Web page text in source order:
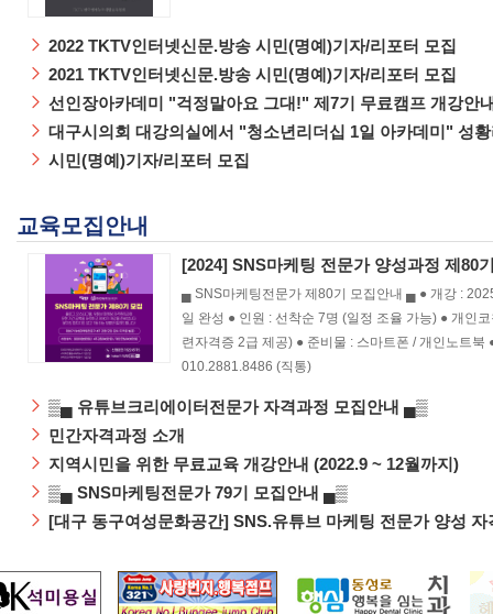
2022 TKTV인터넷신문.방송 시민(명예)기자/리포터 모집
2021 TKTV인터넷신문.방송 시민(명예)기자/리포터 모집
선인장아카데미 "걱정말아요 그대!" 제7기 무료캠프 개강안
대구시의회 대강의실에서 "청소년리더십 1일 아카데미" 성
시민(명예)기자/리포터 모집
교육모집안내
[2024] SNS마케팅 전문가 양성과정 제80
▄ SNS마케팅전문가 제80기 모집안내 ▄ ● 개강 :
일 완성 ● 인원 : 선착순 7명 (일정 조율 가능) ● 개인
련자격증 2급 제공) ● 준비물 : 스마트폰 / 개인노트
010.2881.8486 (직통)
▒▄ 유튜브크리에이터전문가 자격과정 모집안내 ▄▒
민간자격과정 소개
지역시민을 위한 무료교육 개강안내 (2022.9 ~ 12월까지)
▒▄ SNS마케팅전문가 79기 모집안내 ▄▒
[대구 동구여성문화공간] SNS.유튜브 마케팅 전문가 양성 자